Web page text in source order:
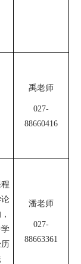
禹老师
027-
88660416
潘老师
027-
88663361